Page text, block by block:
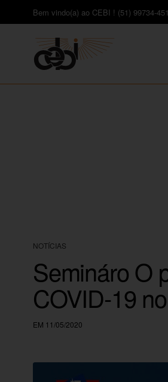
Bem vindo(a) ao CEBI ! (51) 99734-
NOTÍCIAS
Semináro O
COVID-19
EM 11/05/2020